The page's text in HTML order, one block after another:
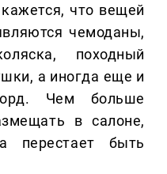
что вещей
чемоданы,
походный
а иногда еще и
Чем больше
в салоне,
перестает быть